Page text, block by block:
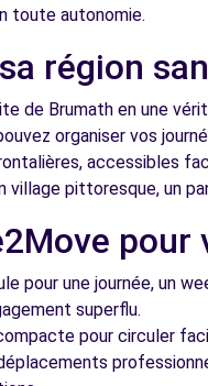
(C)
toute autonomie.
région
de Brumath en une
organiser vos
accessibles
village pittoresque, un
pour
pour une journée, un
superflu.
pour circuler